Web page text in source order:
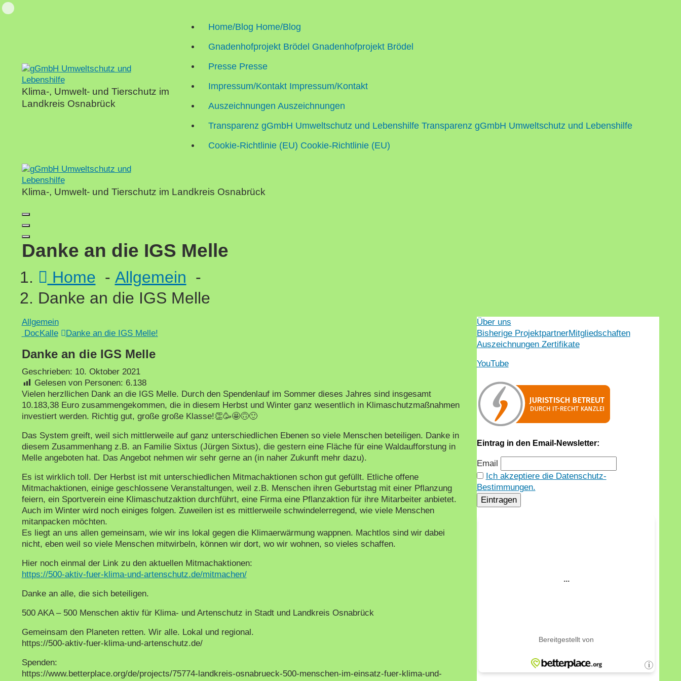
Skip
to
Loading...
Klima-, Umwelt- und Tierschutz im
Landkreis Osnabrück
Home/Blog Home/Blog
Gnadenhofprojekt Brödel Gnadenhofprojekt Brödel
Presse Presse
Impressum/Kontakt Impressum/Kontakt
Auszeichnungen Auszeichnungen
Transparenz gGmbH Umweltschutz und Lebenshilfe Transparenz gGmbH Umweltschutz und Lebenshilfe
Cookie-Richtlinie (EU) Cookie-Richtlinie (EU)
Klima-, Umwelt- und Tierschutz im Landkreis Osnabrück
Danke an die IGS Melle
Home - Allgemein -
Danke an die IGS Melle
Allgemein
DocKalle
Danke an die IGS Melle!
Danke an die IGS Melle
Geschrieben: 10. Oktober 2021
Gelesen von Personen: 6.138
Vielen herzllichen Dank an die IGS Melle. Durch den Spendenlauf im Sommer dieses Jahres sind insgesamt
10.183,38 Euro zusammengekommen, die in diesem Herbst und Winter ganz wesentlich in Klimaschutzmaßnahmen
investiert werden. Richtig gut, große große Klasse!👏🥳🤩🙃🙂
Das System greift, weil sich mittlerweile auf ganz unterschiedlichen Ebenen so viele Menschen beteiligen. Danke in
diesem Zusammenhang z.B. an Familie Sixtus (Jürgen Sixtus), die gestern eine Fläche für eine Waldaufforstung in
Melle angeboten hat. Das Angebot nehmen wir sehr gerne an (in naher Zukunft mehr dazu).
Es ist wirklich toll. Der Herbst ist mit unterschiedlichen Mitmachaktionen schon gut gefüllt. Etliche offene
Mitmachaktionen, einige geschlossene Veranstaltungen, weil z.B. Menschen ihren Geburtstag mit einer Pflanzung
feiern, ein Sportverein eine Klimaschutzaktion durchführt, eine Firma eine Pflanzaktion für ihre Mitarbeiter anbietet.
Auch im Winter wird noch einiges folgen. Zuweilen ist es mittlerweile schwindelerregend, wie viele Menschen
mitanpacken möchten.
Es liegt an uns allen gemeinsam, wie wir ins lokal gegen die Klimaerwärmung wappnen. Machtlos sind wir dabei
nicht, eben weil so viele Menschen mitwirbeln, können wir dort, wo wir wohnen, so vieles schaffen.
Hier noch einmal der Link zu den aktuellen Mitmachaktionen:
https://500-aktiv-fuer-klima-und-artenschutz.de/mitmachen/
Danke an alle, die sich beteiligen.
500 AKA – 500 Menschen aktiv für Klima- und Artenschutz in Stadt und Landkreis Osnabrück
Gemeinsam den Planeten retten. Wir alle. Lokal und regional.
https://500-aktiv-fuer-klima-und-artenschutz.de/
Spenden:
https://www.betterplace.org/de/projects/75774-landkreis-osnabrueck-500-menschen-im-einsatz-fuer-klima-und-
Über uns
Bisherige ProjektpartnerMitgliedschaften
Auszeichnungen Zertifikate
YouTube
Eintrag in den Email-Newsletter:
Email
Ich akzeptiere die Datenschutz-
Bestimmungen.